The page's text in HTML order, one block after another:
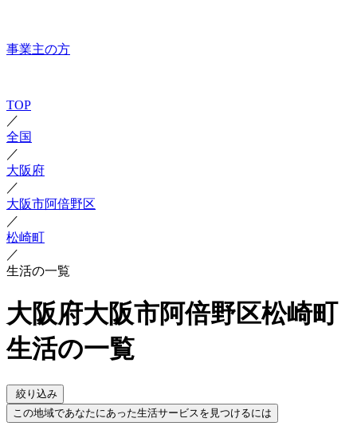
事業主の方
TOP
／
全国
／
大阪府
／
大阪市阿倍野区
／
松崎町
／
生活の一覧
大阪府大阪市阿倍野区松崎町
生活の一覧
絞り込み
この地域であなたにあった生活サービスを見つけるには